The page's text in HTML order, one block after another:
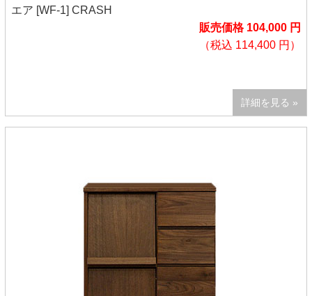
エア [WF-1] CRASH
販売価格 104,000 円
（税込 114,400 円）
詳細を見る »